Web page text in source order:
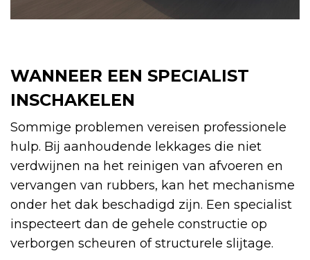
WANNEER EEN SPECIALIST
INSCHAKELEN
Sommige problemen vereisen professionele
hulp. Bij aanhoudende lekkages die niet
verdwijnen na het reinigen van afvoeren en
vervangen van rubbers, kan het mechanisme
onder het dak beschadigd zijn. Een specialist
inspecteert dan de gehele constructie op
verborgen scheuren of structurele slijtage.